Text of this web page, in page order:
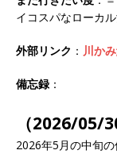
イコスパなローカ
外部リンク ： 川か
備忘録 ：
（2026/05/
2026年5月の中旬の